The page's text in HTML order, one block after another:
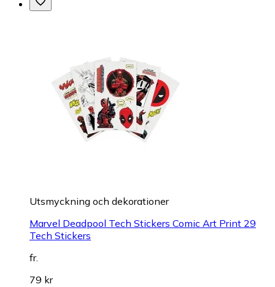
Utsmyckning och dekorationer
Marvel Deadpool Tech Stickers Comic Art Print 29
Tech Stickers
fr.
79 kr